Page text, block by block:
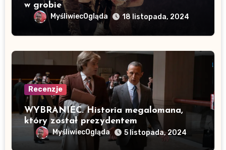
w grobie
MyśliwiecOgląda 18 listopada, 2024
Recenzje
WYBRANIEC. Historia megalomana,
który został prezydentem
MyśliwiecOgląda 5 listopada, 2024